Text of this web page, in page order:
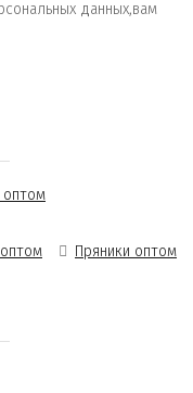
данных,вам
Пряники оптом